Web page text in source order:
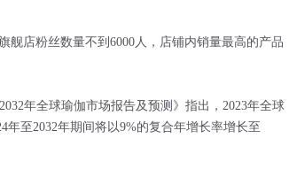
舰店粉丝数量不到6000人，店铺内销量最高的产品
年全球瑜伽市场报告及预测》指出，2023年全球
年至2032年期间将以9%的复合年增长率增长至